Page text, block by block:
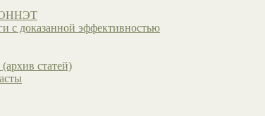
с доказанной эффективностью
статей)